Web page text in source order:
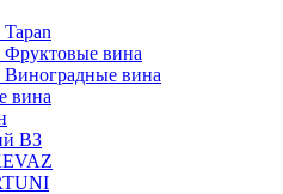
Фруктовые вина
Виноградные вина
вина
ВЗ